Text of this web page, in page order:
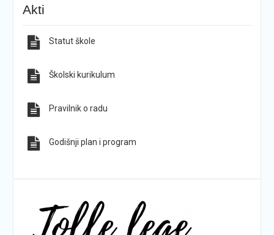
Akti
Statut škole
Školski kurikulum
Pravilnik o radu
Godišnji plan i program